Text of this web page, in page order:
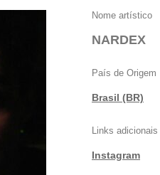
Nome artístico
NARDEX
País de Origem
Brasil (BR)
Links adicionais
Instagram